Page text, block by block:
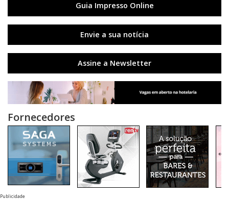
Guia Impresso Online
Envie a sua notícia
Assine a Newsletter
Fornecedores
Publicidade